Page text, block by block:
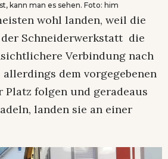
kann man es sehen. Foto: him
wohl landen, weil die
der Schneiderwerkstatt die
Verbindung nach
allerdings dem vorgegebenen
Platz folgen und geradeaus
landen sie an einer